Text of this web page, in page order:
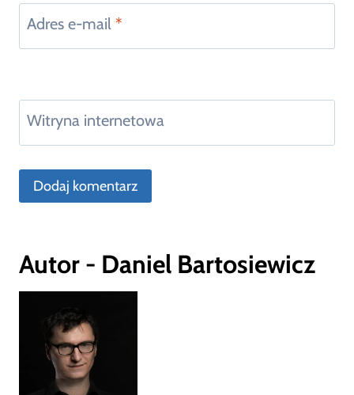
Adres e-mail *
Witryna internetowa
Autor - Daniel Bartosiewicz